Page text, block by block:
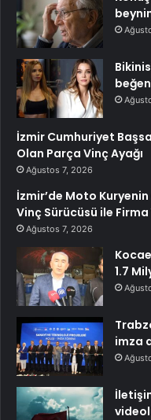
İzmir Cumhuriyet
Olan Parça Vinç Ayağı
Ağustos 7, 2026
İzmir’de Moto
Vinç Sürücüsü ile Firma
Ağustos 7, 2026
1.7
imza